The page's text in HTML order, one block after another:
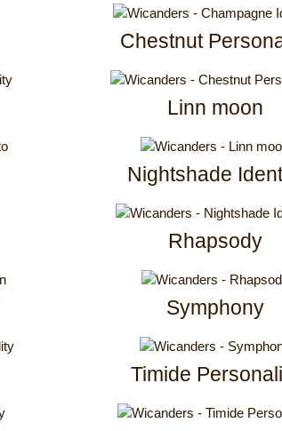
Chestnut
Linn moon
Nightshade
Rhapsody
Symphony
Timide